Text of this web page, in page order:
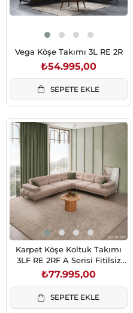
Vega Köşe Takımı 3L RE 2R
₺54.995,00
SEPETE EKLE
Karpet Köşe Koltuk Takımı
3LF RE 2RF A Serisi Fitilsiz
Ahşap Ayak Modern L Koltuk
₺77.995,00
SEPETE EKLE